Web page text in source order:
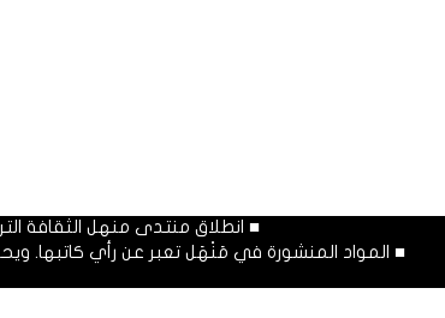
■ انطلاق منتدى منهل الثقافة التربوية: يوم السبت
■ المواد المنشورة في مَنْهَل تعبر عن رأي كاتبها.